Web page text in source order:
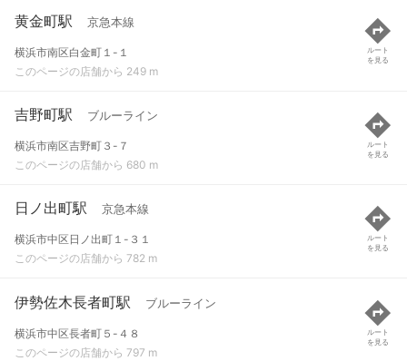
黄金町駅 京急本線
横浜市南区白金町１-１
このページの店舗から 249 m
ルート
を見る
吉野町駅 ブルーライン
横浜市南区吉野町３-７
このページの店舗から 680 m
ルート
を見る
日ノ出町駅 京急本線
横浜市中区日ノ出町１-３１
このページの店舗から 782 m
ルート
を見る
伊勢佐木長者町駅 ブルーライン
横浜市中区長者町５-４８
このページの店舗から 797 m
ルート
を見る